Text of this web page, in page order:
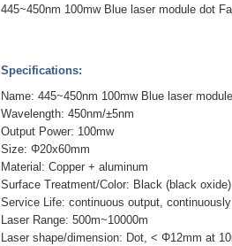
445~450nm 100mw Blue laser module dot
Specifications:
Name: 445~450nm 100mw Blue laser
Wavelength: 450nm/±5nm
Output Power: 100mw
Size: Φ20x60mm
Material: Copper + aluminum
Surface Treatment/Color: Black (black oxide)
Service Life: continuous output,
Laser Range: 500m~10000m
Laser shape/dimension: Dot, < Φ12mm at